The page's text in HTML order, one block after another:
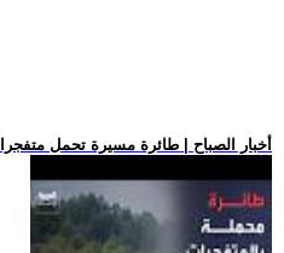
.. أخبار الصباح | طائرة مسيرة تحمل